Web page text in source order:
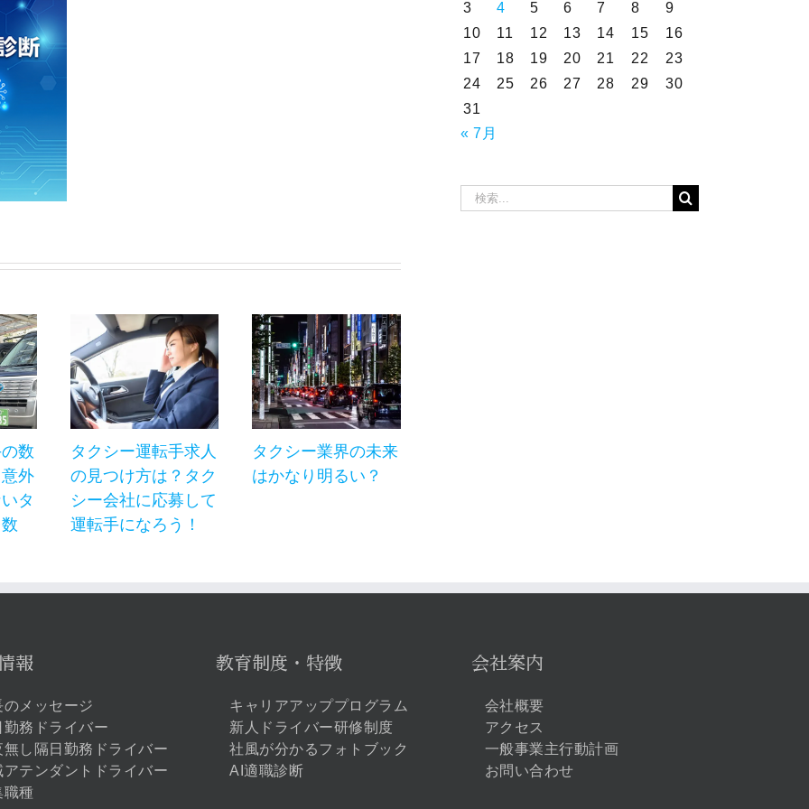
数
外
タ
タクシー運転手求人
の見つけ方は？タク
シー会社に応募して
運転手になろう！
タクシー業界の未来
はかなり明るい？
3 4 5 6 7 8
9
10
11 12 13 14 15
16
17
18 19 20 21 22
23
24
25 26 27 28 29
30
31
« 7月
索
報
のメッセージ
勤務ドライバー
無し隔日勤務ドライバー
アテンダントドライバー
職種
教育制度・特徴
キャリアアッププログラム
新人ドライバー研修制度
社風が分かるフォトブック
AI適職診断
会社案内
会社概要
アクセス
一般事業主行動計画
お問い合わせ